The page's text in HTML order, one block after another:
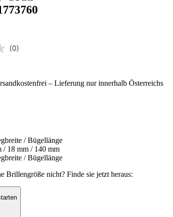
(0)
– Lieferung nur innerhalb Österreichs
/ Bügellänge
/ 18 mm / 140 mm
/ Bügellänge
Brillengröße nicht?Finde sie jetzt heraus: